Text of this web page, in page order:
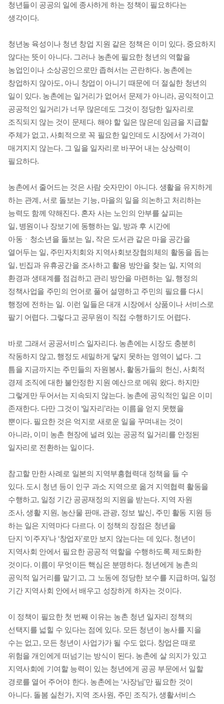
청년들이 공공의 일에 종사하게 하는 정책이 필요하다는
생각이다.
청년농 육성이나 청년 창업 지원 같은 정책은 이미 있다. 중요하지
않다는 뜻이 아니다. 그러나 농촌에 필요한 청년의 역할을
농업인이나 소상공인으로만 좁혀서는 곤란하다. 농촌에는
창업하지 않아도, 아니 창업이 아니기 때문에 더 절실한 청년의
일이 있다. 농촌에는 일거리가 없어서 문제가 아니라, 공익적이고
공공적인 일거리가 너무 많은데도 그것이 정당한 일자리로
조직되지 않는 것이 문제다. 해야 할 일은 많은데 임금을 지급할
주체가 없고, 사회적으로 꼭 필요한 일인데도 시장에서 가격이
매겨지지 않는다. 그 일을 일자리로 바꾸어 내는 상상력이
필요하다.
농촌에서 줄어드는 것은 사람 숫자만이 아니다. 생활을 유지하게
하는 관계,서로 돌보는 기능, 마을의 일을 의논하고 처리하는
능력도 함께 약해진다. 혼자 사는 노인의 안부를 살피는
일, 병원이나 장보기에 동행하는 일, 방과 후 시간에
아동ㆍ청소년을 돌보는 일, 작은 도서관 같은 마을 공간을
열어두는 일, 주민자치회와 지역사회보장협의체의 활동을 돕는
일, 빈집과 유휴공간을 조사하고 활용 방안을 찾는 일, 지역의
환경과 생태계를 점검하고 관리 방안을 마련하는 일, 행정의
정책사업을 주민의 언어로 풀어 설명하고 주민의 필요를 다시
행정에 전하는 일. 이런 일들은 대개 시장에서 상품이나 서비스로
팔기 어렵다. 그렇다고 공무원이 직접 수행하기도 어렵다.
바로 그래서 공공서비스 일자리다. 농촌에는 시장도 충분히
작동하지 않고, 행정도 세밀하게 닿지 못하는 영역이 넓다. 그
틈을 지금까지는 주민들의 자원봉사, 활동가들의 헌신,사회적
경제 조직에 대한 불안정한 지원 예산으로 메워 왔다.하지만
그렇게만 두어서는 지속되지 않는다. 농촌에 공익적인 일은 이미
존재한다. 다만 그것이 ‘일자리’라는 이름을 얻지 못했을
뿐이다. 필요한 것은 억지로 새로운 일을 꾸며내는 것이
아니라, 이미 농촌 현장에 널려 있는 공공적 일거리를 안정된
일자리로 전환하는 일이다.
참고할 만한 사례로 일본의 지역부흥협력대 정책을 들 수
있다. 도시 청년 등이 인구 과소 지역으로 옮겨 지역협력 활동을
수행하고, 일정 기간 공공재정의 지원을 받는다. 지역 자원
조사,생활 지원, 농산물 판매, 관광, 정보 발신, 주민 활동 지원 등
하는 일은 지역마다 다르다. 이 정책의 장점은 청년을
단지 ‘이주자’나 ‘창업자’로만 보지 않는다는 데 있다. 청년이
지역사회 안에서 필요한 공공적 역할을 수행하도록 제도화한
것이다. 이름이 무엇이든 핵심은 분명하다. 청년에게 농촌의
공익적 일거리를 맡기고, 그 노동에 정당한 보수를 지급하며, 일정
기간 지역사회 안에서 배우고 성장하게 하자는 것이다.
이 정책이 필요한 첫 번째 이유는 농촌 청년 일자리 정책의
선택지를 넓힐 수 있다는 점에 있다. 모든 청년이 농사를 지을
수는 없고, 모든 청년이 사업가가 될 수도 없다. 창업은 때로
위험을 개인에게 떠넘기는 방식이 된다. 농촌에 살 의지가 있고
지역사회에 기여할 능력이 있는 청년에게 공공 부문에서 일할
경로를 열어 주어야 한다. 농촌에는 ‘사장님’만 필요한 것이
아니다. 돌봄 실천가, 지역 조사원, 주민 조직가,생활서비스